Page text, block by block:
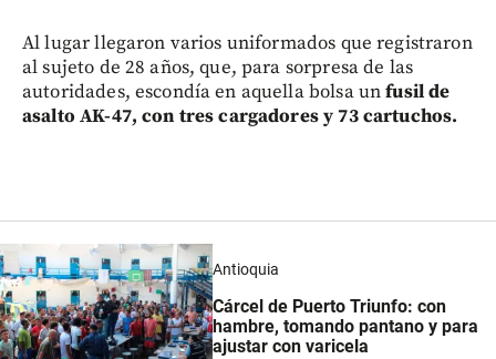
Al lugar llegaron varios uniformados que registraron
al sujeto de 28 años, que, para sorpresa de las
autoridades, escondía en aquella bolsa unfusil de
asalto AK-47, con tres cargadores y 73 cartuchos.
Antioquia
Cárcel de Puerto Triunfo: con
hambre, tomando pantano y para
ajustar con varicela